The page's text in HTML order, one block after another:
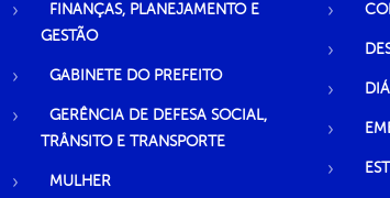
FINANÇAS, PLANEJAMENTO E
GESTÃO
GABINETE DO PREFEITO
GERÊNCIA DE DEFESA SOCIAL,
TRÂNSITO E TRANSPORTE
MULHER